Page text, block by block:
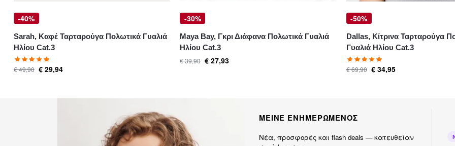
-40%
Sarah, Καφέ Ταρταρούγα Πολωτικά Γυαλιά
Ηλίου Cat.3
€49,90 €29,94
-30%
Maya Bay, Γκρι Διάφανα Πολωτικά Γυαλιά
Ηλίου Cat.3
€39,90 € 27,93
-50%
Dallas, Κίτρινα Ταρταρούγα
Γυαλιά Ηλίου Cat.3
€69,90 € 34,95
ΜΕΙΝΕ ΕΝΗΜΕΡΩΜΕΝΟΣ
Νέα, προσφορές και flash deals — κατευθείαν